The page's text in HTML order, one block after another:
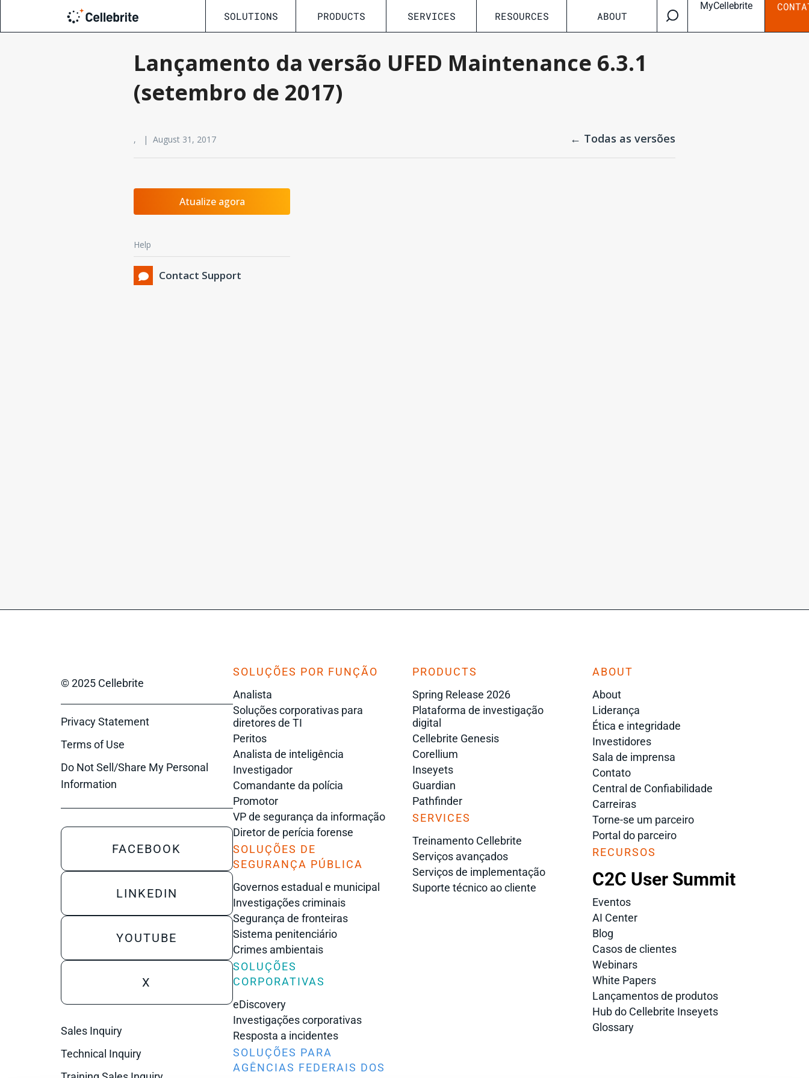
SOLUTIONS PRODUCTS SERVICES RESOURCES ABOUT
MyCellebrite
Lançamento da versão UFED Maintenance 6.3.1
(setembro de 2017)
← Todas as versões
, | August 31, 2017
Atualize agora
Help
Contact Support
© 2025 Cellebrite
Privacy Statement
Terms of Use
Do Not Sell/Share My Personal
Information
FACEBOOK
LINKEDIN
YOUTUBE
X
Sales Inquiry
Technical Inquiry
SOLUÇÕES POR FUNÇÃO
Analista
Soluções corporativas para
diretores de TI
Peritos
Analista de inteligência
Investigador
Comandante da polícia
Promotor
VP de segurança da informação
Diretor de perícia forense
SOLUÇÕES DE
SEGURANÇA PÚBLICA
Governos estadual e municipal
Investigações criminais
Segurança de fronteiras
Sistema penitenciário
Crimes ambientais
SOLUÇÕES
CORPORATIVAS
eDiscovery
Investigações corporativas
Resposta a incidentes
SOLUÇÕES PARA
AGÊNCIAS FEDERAIS DOS
PRODUCTS
Spring Release 2026
Plataforma de investigação
digital
Cellebrite Genesis
Corellium
Inseyets
Guardian
Pathfinder
SERVICES
Treinamento Cellebrite
Serviços avançados
Serviços de implementação
Suporte técnico ao cliente
ABOUT
About
Liderança
Ética e integridade
Investidores
Sala de imprensa
Contato
Central de Confiabilidade
Carreiras
Torne-se um parceiro
Portal do parceiro
RECURSOS
C2C User Summit
Eventos
AI Center
Blog
Casos de clientes
Webinars
White Papers
Lançamentos de produtos
Hub do Cellebrite Inseyets
Glossary